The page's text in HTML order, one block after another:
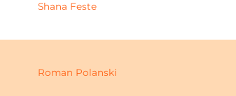
Shana Feste
Roman Polanski